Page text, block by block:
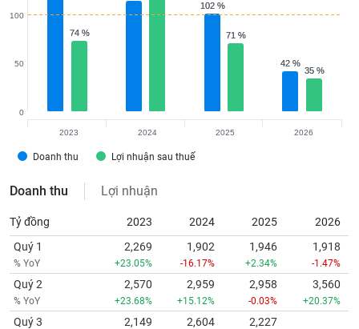
102 %
102 %
42 %
42 %
74 %
74 % 71 %
71 %
35 %
35 %
Doanh thu Lợi nhuận sau thuế
0
50
100
2023 2024 2025 2026
Doanh thu Lợi nhuận
Tỷ đồng 2023 2024 2025
2026
Quý 1
% YoY
2,269
+23.05%
1,902
-16.17%
1,946
+2.34%
1,918
-1.47%
Quý 2
% YoY
2,570
+23.68%
2,959
+15.12%
2,958
-0.03%
3,560
+20.37%
Quý 3 2,149 2,604 2,227